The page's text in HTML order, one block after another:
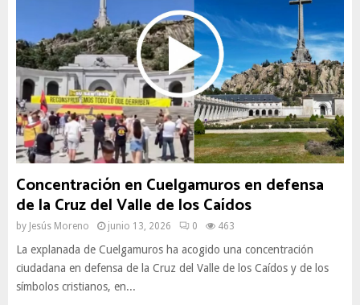
Concentración en Cuelgamuros en defensa
de la Cruz del Valle de los Caídos
by Jesús Moreno junio 13, 2026 0 463
La explanada de Cuelgamuros ha acogido una concentración
ciudadana en defensa de la Cruz del Valle de los Caídos y de los
símbolos cristianos, en...